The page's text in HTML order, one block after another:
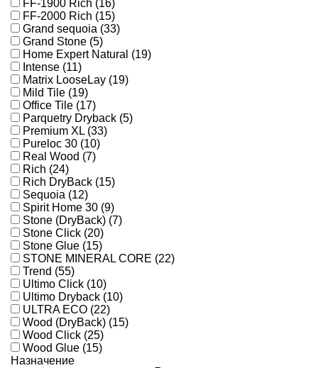
FF-1900 Rich (16)
FF-2000 Rich (15)
Grand sequoia (33)
Grand Stone (5)
Home Expert Natural (19)
Intense (11)
Matrix LooseLay (19)
Mild Tile (19)
Office Tile (17)
Parquetry Dryback (5)
Premium XL (33)
Pureloc 30 (10)
Real Wood (7)
Rich (24)
Rich DryBack (15)
Sequoia (12)
Spirit Home 30 (9)
Stone (DryBack) (7)
Stone Click (20)
Stone Glue (15)
STONE MINERAL CORE (22)
Trend (55)
Ultimo Click (10)
Ultimo Dryback (10)
ULTRA ECO (22)
Wood (DryBack) (15)
Wood Click (25)
Wood Glue (15)
Назначение